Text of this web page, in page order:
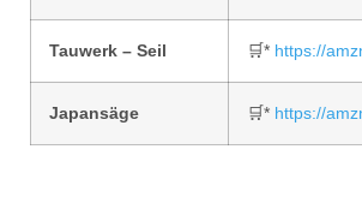
Tauwerk – Seil 🛒* https://
Japansäge 🛒* https://